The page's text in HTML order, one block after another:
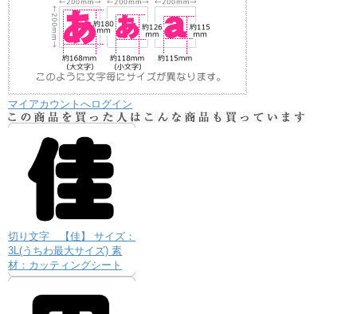
マイアカウントへログイン
切り文字 【佳】 サイズ：
3L(うちわ最大サイズ) 素
材：カッティングシート